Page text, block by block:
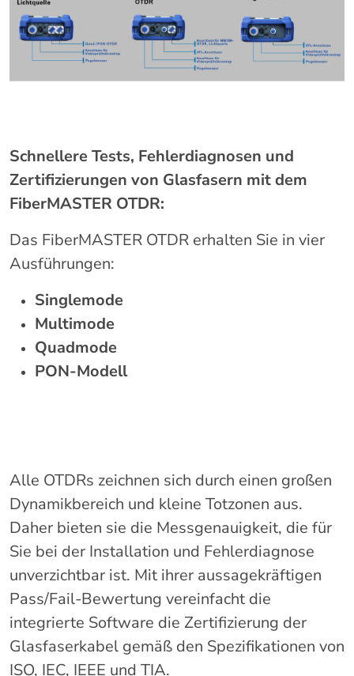
Schnellere Tests, Fehlerdiagnosen und
Zertifizierungen von Glasfasern mit dem
FiberMASTER OTDR:
Das FiberMASTER OTDR erhalten Sie in vier
Ausführungen:
Singlemode
Multimode
Quadmode
PON-Modell
Alle OTDRs zeichnen sich durch einen großen
Dynamikbereich und kleine Totzonen aus.
Daher bieten sie die Messgenauigkeit, die für
Sie bei der Installation und Fehlerdiagnose
unverzichtbar ist. Mit ihrer aussagekräftigen
Pass/Fail-Bewertung vereinfacht die
integrierte Software die Zertifizierung der
Glasfaserkabel gemäß den Spezifikationen von
ISO, IEC, IEEE und TIA.